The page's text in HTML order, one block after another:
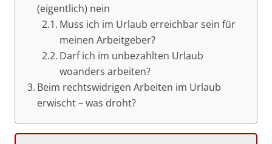
(eigentlich) nein
Muss ich im Urlaub erreichbar sein für
meinen Arbeitgeber?
Darf ich im unbezahlten Urlaub
woanders arbeiten?
Beim rechtswidrigen Arbeiten im Urlaub
erwischt – was droht?